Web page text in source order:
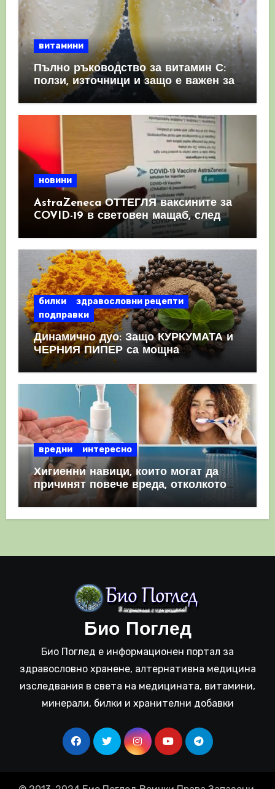
витамини
Пълно ръководство за витамин С:
ползи, източници и защо е важен за
имунната система
новини
AstraZeneca ОТТЕГЛЯ ваксините за
COVID-19 в световен мащаб, след
като призна, че те причиняват
КРЪВНИ съсиреци
билки
здравословни рецепти
подправки
Динамично дуо: Защо КУРКУМАТА и
ЧЕРНИЯ ПИПЕР са мощна
комбинация
вредни интересно
Хигиенни навици, които могат да
причинят повече вреда, отколкото
полза
Био Поглед
Био Поглед е информационен портал за
здравословно хранене, алтернативна медицина
изследвания в света на медицината, витамини,
минерали, билки и хранителни добавки